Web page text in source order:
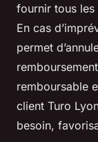
fournir tous les
En cas
permet
remboursable
client Turo
besoin,